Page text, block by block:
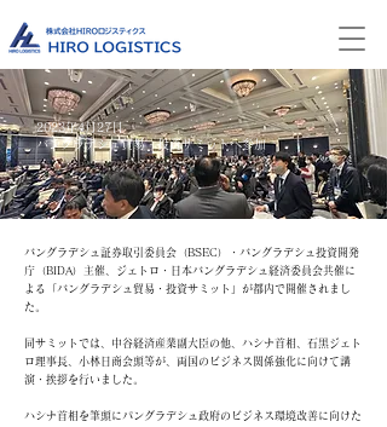
2023年4月27日
​バングラデシュ貿易・投資サミットへ参加
バングラデシュ証券取引委員会（BSEC）・バングラデシュ投資開発
庁（BIDA）主催、ジェトロ・日本バングラデシュ経済委員会共催に
よる「バングラデシュ貿易・投資サミット」が都内で開催されまし
た。
同サミットでは、中谷経済産業副大臣の他、ハシナ首相、石黒ジェト
ロ理事長、小林日商会頭等が、両国のビジネス関係強化に向けて講
演・挨拶を行いました。
ハシナ首相を筆頭にパングラデシュ政府のビジネス環境改善に向けた